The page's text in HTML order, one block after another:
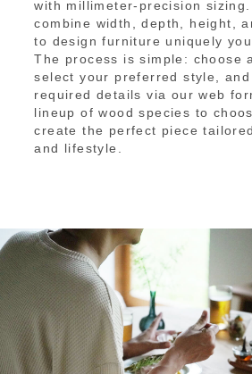
with millimeter-precision
combine width, depth, height,
to design furniture uniquely
The process is simple: choose
select your preferred style,
required details via our web
lineup of wood species to
create the perfect piece
and lifestyle.